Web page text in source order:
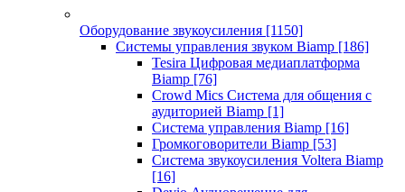
Оборудование звукоусиления [1150]
Системы управления звуком Biamp [186]
Tesira Цифровая медиаплатформа
Biamp [76]
Crowd Mics Система для общения с
аудиторией Biamp [1]
Система управления Biamp [16]
Громкоговорители Biamp [53]
Система звукоусиления Voltera Biamp
[16]